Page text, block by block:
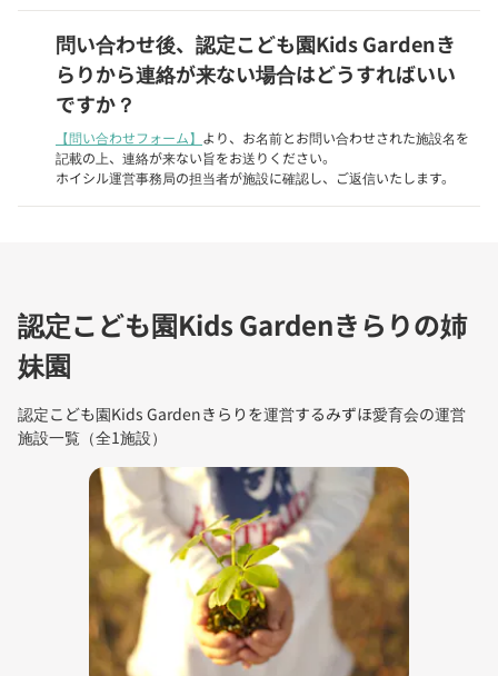
問い合わせ後、認定こども園Kids Gardenき
らりから連絡が来ない場合はどうすればいい
ですか？
【問い合わせフォーム】 より、お名前とお問い合わせされた施設名を
記載の上、連絡が来ない旨をお送りください。
ホイシル運営事務局の担当者が施設に確認し、ご返信いたします。
認定こども園Kids Gardenきらりの姉
妹園
認定こども園Kids Gardenきらりを運営するみずほ愛育会の運営
施設一覧（全1施設）